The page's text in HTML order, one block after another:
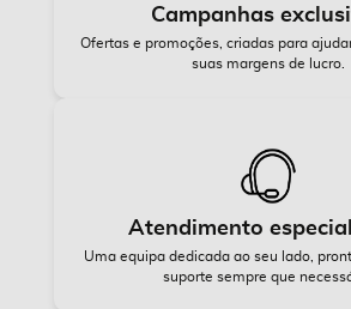
Campanhas
Ofertas e promoções, criadas para
suas margens de lucro.
Atendimento
Uma equipa dedicada ao seu lado,
suporte sempre que